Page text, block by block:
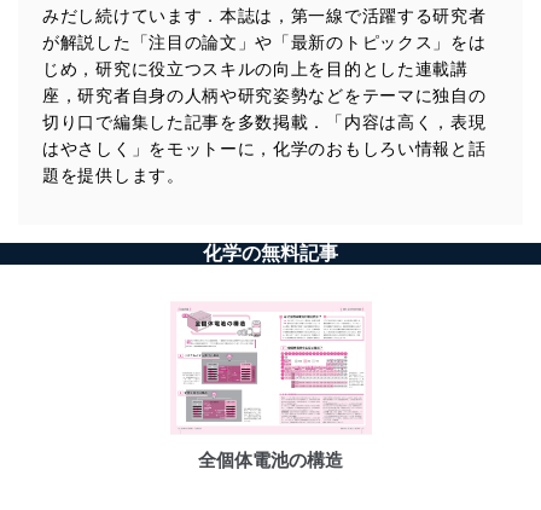
＜最新のトピックス＞
チタンを用いるクロスカップリング／アパタイト型イオン伝導体には格子
間酸素がいるか？／クロスカップリング反応の有機ケイ素への新展開
◆化学つれづれ草 （15）フロンティア軌道理論 ●田中一義
◆誰も教えてくれない！有機化学の基本のキ
（11）曲がった矢印，ちゃんと描けてる？──二つ以上の曲がった矢印を
描く反応の巻 ●矢野将文
◆化学ナンバープレイス
ハードな拘束とソフトな拘束／炭素-水素結合の反応性序列の逆転／ウレ
タンからイソシアナートが再生／水の液-液臨界点仮説の実証
みだし続けています．本誌は，第一線で活躍する研究者
が解説した「注目の論文」や「最新のトピックス」をは
じめ，研究に役立つスキルの向上を目的とした連載講
座，研究者自身の人柄や研究姿勢などをテーマに独自の
切り口で編集した記事を多数掲載．「内容は高く，表現
はやさしく」をモットーに，化学のおもしろい情報と話
題を提供します。
化学の無料記事
全個体電池の構造